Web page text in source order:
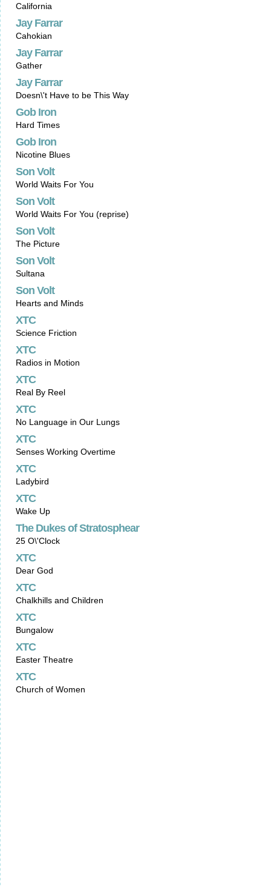
California
Jay Farrar
Cahokian
Jay Farrar
Gather
Jay Farrar
Doesn\'t Have to be This Way
Gob Iron
Hard Times
Gob Iron
Nicotine Blues
Son Volt
World Waits For You
Son Volt
World Waits For You (reprise)
Son Volt
The Picture
Son Volt
Sultana
Son Volt
Hearts and Minds
XTC
Science Friction
XTC
Radios in Motion
XTC
Real By Reel
XTC
No Language in Our Lungs
XTC
Senses Working Overtime
XTC
Ladybird
XTC
Wake Up
The Dukes of Stratosphear
25 O\'Clock
XTC
Dear God
XTC
Chalkhills and Children
XTC
Bungalow
XTC
Easter Theatre
XTC
Church of Women